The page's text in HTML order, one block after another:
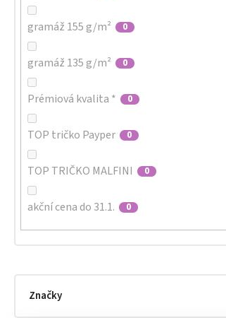
gramáž 155 g/m² 0
gramáž 135 g/m² 0
Prémiová kvalita * 0
TOP tričko Payper 0
TOP TRIČKO MALFINI 0
akční cena do 31.1. 0
Značky